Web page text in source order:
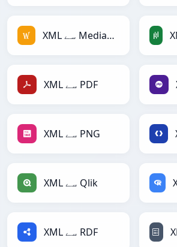
XML سے MediaWiki
XML سے PDF
XML سے PNG
XML سے Qlik
XML سے RDF